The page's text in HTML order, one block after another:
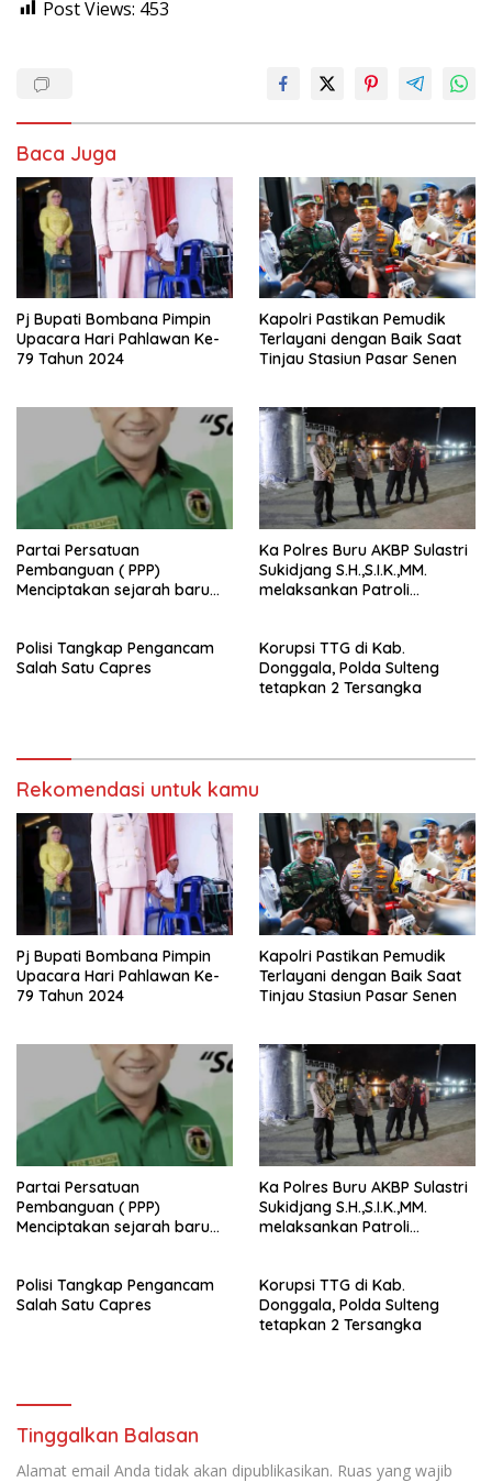
Post Views: 453
Baca Juga
Pj Bupati Bombana Pimpin
Upacara Hari Pahlawan Ke-
79 Tahun 2024
Kapolri Pastikan Pemudik
Terlayani dengan Baik Saat
Tinjau Stasiun Pasar Senen
Partai Persatuan
Pembanguan ( PPP)
Menciptakan sejarah baru
Buru (Namlea).
Ka Polres Buru AKBP Sulastri
Sukidjang S.H.,S.I.K.,MM.
melaksankan Patroli
Polisi Tangkap Pengancam
Salah Satu Capres
Korupsi TTG di Kab.
Donggala, Polda Sulteng
tetapkan 2 Tersangka
Rekomendasi untuk kamu
Pj Bupati Bombana Pimpin
Upacara Hari Pahlawan Ke-
79 Tahun 2024
Kapolri Pastikan Pemudik
Terlayani dengan Baik Saat
Tinjau Stasiun Pasar Senen
Partai Persatuan
Pembanguan ( PPP)
Menciptakan sejarah baru
Buru (Namlea).
Ka Polres Buru AKBP Sulastri
Sukidjang S.H.,S.I.K.,MM.
melaksankan Patroli
Polisi Tangkap Pengancam
Salah Satu Capres
Korupsi TTG di Kab.
Donggala, Polda Sulteng
tetapkan 2 Tersangka
Tinggalkan Balasan
Alamat email Anda tidak akan dipublikasikan. Ruas yang wajib